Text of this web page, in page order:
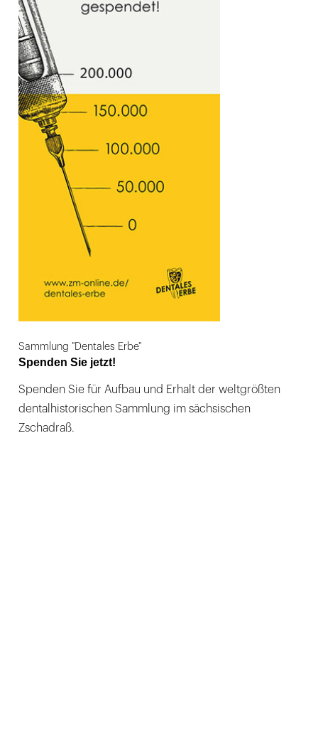
Sammlung "Dentales Erbe"
Spenden Sie jetzt!
Spenden Sie für Aufbau und Erhalt der weltgrößten
dentalhistorischen Sammlung im sächsischen
Zschadraß.